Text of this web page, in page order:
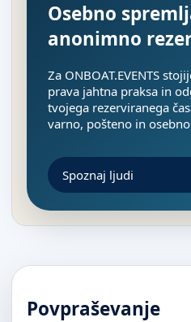
Osebno
anonimno
Za ONBOAT.EVENTS
prava jahtna praksa in
tvojega rezerviranega
varno, pošteno in
Spoznaj ljudi
Povpraševanje